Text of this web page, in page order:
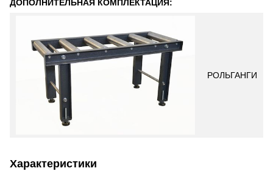
ДОПОЛНИТЕЛЬНАЯ КОМПЛЕКТАЦИЯ:
РОЛЬГАНГИ
Характеристики